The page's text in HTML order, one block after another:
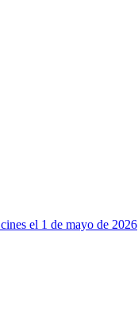
el 1 de mayo de 2026